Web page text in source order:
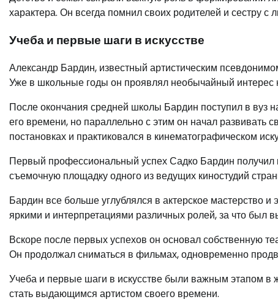
характера. Он всегда помнил своих родителей и сестру с
Учеба и первые шаги в искусстве
Александр Бардин, известный артистическим
Уже в школьные годы он проявлял необычайный интерес
После окончания средней школы Бардин поступил в вуз
его времени, но параллельно с этим он начал развивать
постановках и практиковался в кинематографическом
Первый профессиональный успех Садко Бардин получил
съемочную площадку одного из ведущих киностудий
Бардин все больше углублялся в актерское мастерство
яркими и интерпретациями различных ролей, за что был
Вскоре после первых успехов он основал собственную
Он продолжал сниматься в фильмах, одновременно
Учеба и первые шаги в искусстве были важным этапом в
стать выдающимся артистом своего времени.